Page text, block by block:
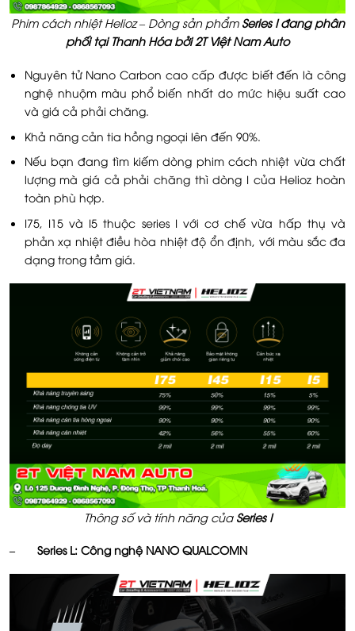
Phim cách nhiệt Helioz – Dòng sản phẩm Series I đang phân
phối tại Thanh Hóa bởi 2T Việt Nam Auto
Nguyên tử Nano Carbon cao cấp được biết đến là công
nghệ nhuộm màu phổ biến nhất do mức hiệu suất cao
và giá cả phải chăng.
Khả năng cản tia hồng ngoại lên đến 90%.
Nếu bạn đang tìm kiếm dòng phim cách nhiệt vừa chất
lượng mà giá cả phải chăng thì dòng I của Helioz hoàn
toàn phù hợp.
I75, I15 và I5 thuộc series I với cơ chế vừa hấp thụ và
phản xạ nhiệt điều hòa nhiệt độ ổn định, với màu sắc đa
dạng trong tầm giá.
Thông số và tính năng của Series I
– Series L: Công nghệ NANO QUALCOMN